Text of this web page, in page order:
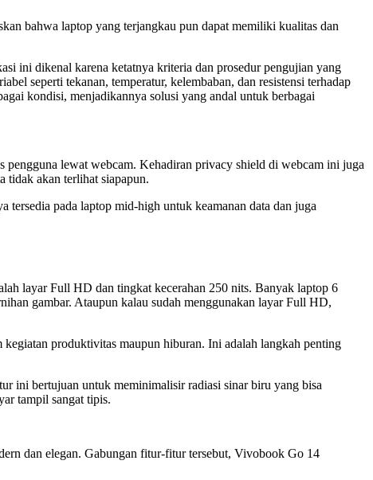
bahwa laptop yang terjangkau pun dapat memiliki kualitas dan
ini dikenal karena ketatnya kriteria dan prosedur pengujian yang
seperti tekanan, temperatur, kelembaban, dan resistensi terhadap
kondisi, menjadikannya solusi yang andal untuk berbagai
lewat webcam. Kehadiran privacy shield di webcam ini juga
tidak akan terlihat siapapun.
tersedia pada laptop mid-high untuk keamanan data dan juga
layar Full HD dan tingkat kecerahan 250 nits. Banyak laptop 6
gambar. Ataupun kalau sudah menggunakan layar Full HD,
produktivitas maupun hiburan. Ini adalah langkah penting
ini bertujuan untuk meminimalisir radiasi sinar biru yang bisa
tampil sangat tipis.
dan elegan. Gabungan fitur-fitur tersebut, Vivobook Go 14